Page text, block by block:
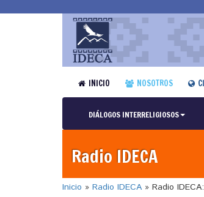
INICIO NOSOTROS
DIÁLOGOS INTERRELIGIOSOS
Radio IDECA
Inicio » Radio IDECA » Radio